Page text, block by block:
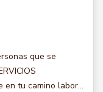
que se
en tu camino labor...